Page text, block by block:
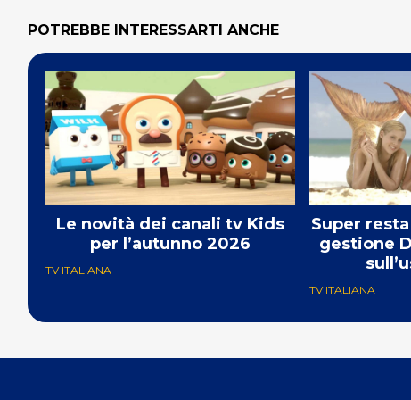
POTREBBE INTERESSARTI ANCHE
Le novità dei canali tv Kids
per l’autunno 2026
TV ITALIANA
Super
gestione
TV ITALIANA